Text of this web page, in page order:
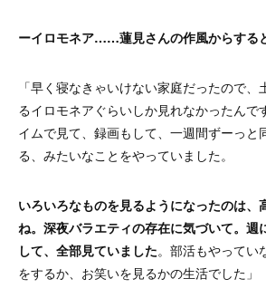
ーイロモネア……蓮見さんの作風からする
「早く寝なきゃいけない家庭だったので
るイロモネアぐらいしか見れなかったんで
イムで見て、録画もして、一週間ずーっと
る、みたいなことをやっていました。
いろいろなものを見るようになったのは、
ね。深夜バラエティの存在に気づいて。週
して、全部見ていました。部活もやってい
をするか、お笑いを見るかの生活でした」